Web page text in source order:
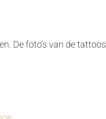
De foto’s van de tattoos